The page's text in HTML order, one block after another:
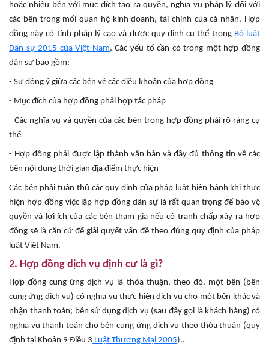
hoặc nhiều bên với mục đích tạo ra quyền, nghĩa vụ pháp lý đối với
các bên trong mối quan hệ kinh doanh, tài chính của cá nhân. Hợp
đồng này có tính pháp lý cao và được quy định cụ thể trong Bộ luật
Dân sự 2015 của Việt Nam. Các yếu tố cần có trong một hợp đồng
dân sự bao gồm:
- Sự đồng ý giữa các bên về các điều khoản của hợp đồng
- Mục đích của hợp đồng phải hợp tác pháp
- Các nghĩa vụ và quyền của các bên trong hợp đồng phải rõ ràng cụ
thể
- Hợp đồng phải được lập thành văn bản và đầy đủ thông tin về các
bên nội dung thời gian địa điểm thực hiện
Các bên phải tuân thủ các quy định của pháp luật hiện hành khi thực
hiện hợp đồng việc lập hợp đồng dân sự là rất quan trọng để bảo vệ
quyền và lợi ích của các bên tham gia nếu có tranh chấp xảy ra hợp
đồng sẽ là căn cứ để giải quyết vấn đề theo đúng quy định của pháp
luật Việt Nam.
2. Hợp đồng dịch vụ định cư là gì?
Hợp đồng cung ứng dịch vụ là thỏa thuận, theo đó, một bên (bên
cung ứng dịch vụ) có nghĩa vụ thực hiện dịch vụ cho một bên khác và
nhận thanh toán; bên sử dụng dịch vụ (sau đây gọi là khách hàng) có
nghĩa vụ thanh toán cho bên cung ứng dịch vụ theo thỏa thuận (quy
định tại Khoản 9 Điều 3 Luật Thương Mại 2005)..